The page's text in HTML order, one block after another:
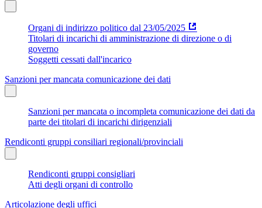
Organi di indirizzo politico dal 23/05/2025
Titolari di incarichi di amministrazione di direzione o di
governo
Soggetti cessati dall'incarico
Sanzioni per mancata comunicazione dei dati
Sanzioni per mancata o incompleta comunicazione dei dati da
parte dei titolari di incarichi dirigenziali
Rendiconti gruppi consiliari regionali/provinciali
Rendiconti gruppi consigliari
Atti degli organi di controllo
Articolazione degli uffici